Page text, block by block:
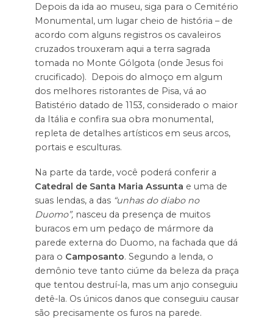
Depois da ida ao museu, siga para o Cemitério
Monumental, um lugar cheio de história – de
acordo com alguns registros os cavaleiros
cruzados trouxeram aqui a terra sagrada
tomada no Monte Gólgota (onde Jesus foi
crucificado). Depois do almoço em algum
dos melhores ristorantes de Pisa, vá ao
Batistério datado de 1153, considerado o maior
da Itália e confira sua obra monumental,
repleta de detalhes artísticos em seus arcos,
portais e esculturas.
Na parte da tarde, você poderá conferir a
Catedral de Santa Maria Assunta e uma de
suas lendas, a das “unhas do diabo no
Duomo”,nasceu da presença de muitos
buracos em um pedaço de mármore da
parede externa do Duomo, na fachada que dá
para o Camposanto. Segundo a lenda, o
demônio teve tanto ciúme da beleza da praça
que tentou destruí-la, mas um anjo conseguiu
detê-la. Os únicos danos que conseguiu causar
são precisamente os furos na parede.